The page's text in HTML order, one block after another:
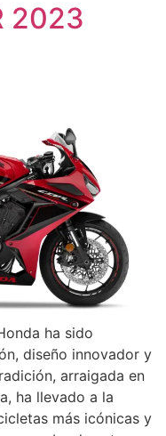
2023
ha sido
diseño innovador y
arraigada en
ha llevado a la
más icónicas y